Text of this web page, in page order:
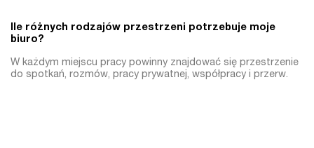
Ile różnych rodzajów przestrzeni potrzebuje moje
biuro?
W każdym miejscu pracy powinny znajdować się przestrzenie
do spotkań, rozmów, pracy prywatnej, współpracy i przerw.